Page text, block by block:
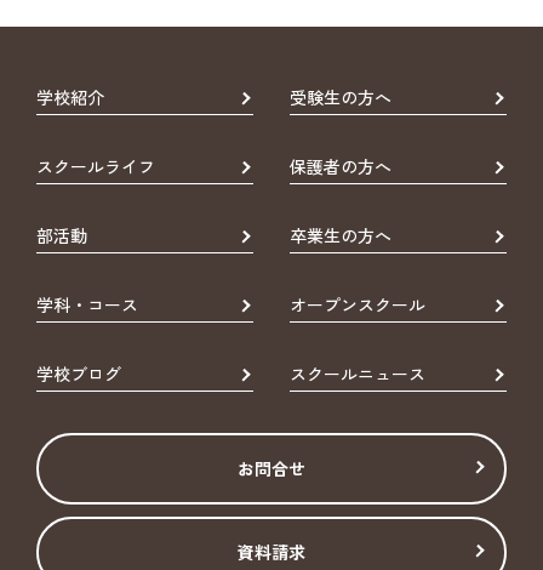
学校紹介 受験生の方へ
スクールライフ 保護者の方へ
部活動 卒業生の方へ
学科・コース オープンスクール
学校ブログ スクールニュース
お問合せ
資料請求